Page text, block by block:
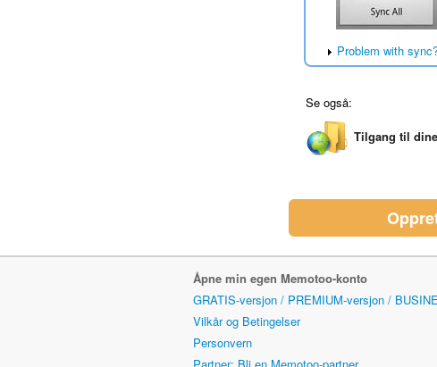
Problem with
Se også:
Tilgang til
Åpne min egen Memotoo-konto
GRATIS-versjon / PREMIUM-versjon /
Vilkår og Betingelser
Personvern